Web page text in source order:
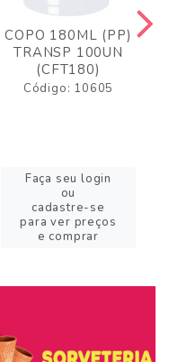
COPO 180ML (PP)
TRANSP 100UN
(CFT180)
Código: 10605
Faça seu login
ou
cadastre-se
para ver preços
e comprar